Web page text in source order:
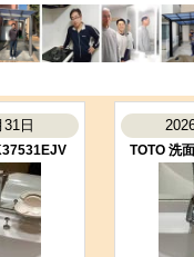
31日
TOTO 洗